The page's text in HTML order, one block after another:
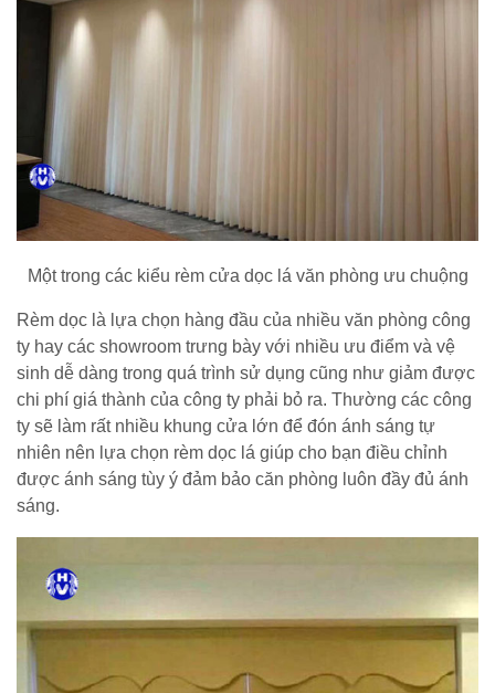
Một trong các kiểu rèm cửa dọc lá văn phòng ưu chuộng
Rèm dọc là lựa chọn hàng đầu của nhiều văn phòng công
ty hay các showroom trưng bày với nhiều ưu điểm và vệ
sinh dễ dàng trong quá trình sử dụng cũng như giảm được
chi phí giá thành của công ty phải bỏ ra. Thường các công
ty sẽ làm rất nhiều khung cửa lớn để đón ánh sáng tự
nhiên nên lựa chọn rèm dọc lá giúp cho bạn điều chỉnh
được ánh sáng tùy ý đảm bảo căn phòng luôn đầy đủ ánh
sáng.